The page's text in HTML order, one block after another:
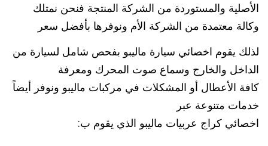
الأصلية والمستوردة من الشركة المنتجة فنحن نمتلك
وكالة معتمدة من الشركة الأم ونوفرها بأفضل سعر
لذلك يقوم اخصائي سيارة ماليبو بفحص شامل لسيارة من
الداخل والخارج وسماع صوت المحرك ومعرفة
كافة الأعطال أو المشكلات في مركبات ماليبو ونوفر أيضاً
خدمات متنوعة عبر
اخصائي كراج عربيات ماليبو الذي يقوم ب: